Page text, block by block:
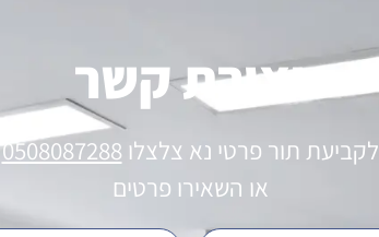
יצירת קשר
לקביעת תור פרטי נא צלצלו 0508087288
או השאירו פרטים